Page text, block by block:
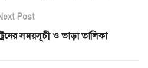
Post
সময়সূচী ও ভাড়া তালিকা